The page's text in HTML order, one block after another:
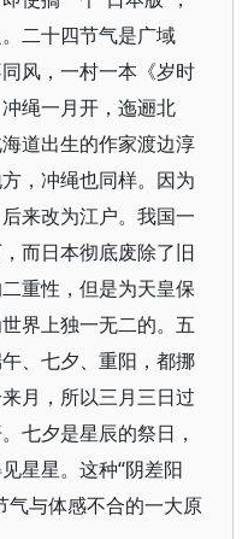
二十四节气是广域
风，一村一本《岁时
绳一月开，迤逦北
道出生的作家渡边淳
，冲绳也同样。因为
来改为江户。我国一
而日本彻底废除了旧
重性，但是为天皇保
界上独一无二的。五
、七夕、重阳，都挪
月，所以三月三日过
七夕是星辰的祭日，
星星。这种“阴差阳
气与体感不合的一大原